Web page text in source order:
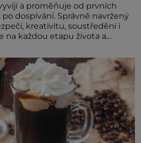
a proměňuje od prvních
dospívání. Správně navržený
kreativitu, soustředění i
na každou etapu života a
a bezpečí, proto by pokoj
především klidně a útulně.